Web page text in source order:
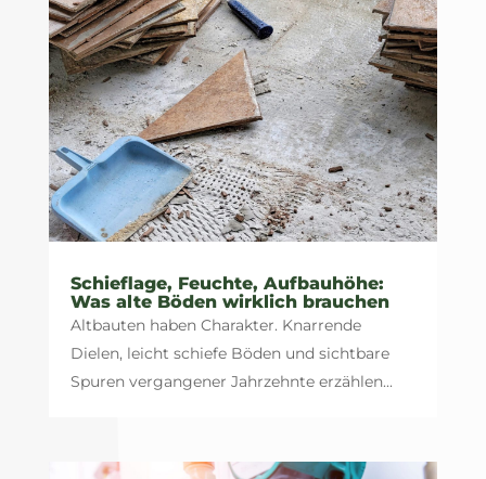
Schieflage, Feuchte, Aufbauhöhe:
Was alte Böden wirklich brauchen
Altbauten haben Charakter. Knarrende
Dielen, leicht schiefe Böden und sichtbare
Spuren vergangener Jahrzehnte erzählen...